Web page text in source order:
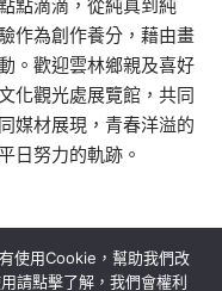
點滴滴，從純真到純
作為創作養分，藉由畫
。歡迎雲林鄉親及喜好
化觀光處展覽館，共同
媒材展現，青春洋溢的
日努力的軌跡。
使用Cookie，幫助我們改
請點擊了解，我們會權利